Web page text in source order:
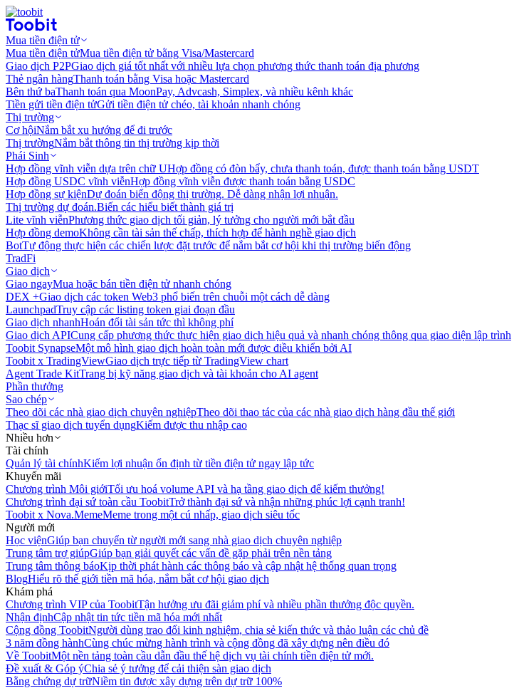
Mua tiền điện tử
Mua tiền điện tửMua tiền điện tử bằng Visa/Mastercard
Giao dịch P2PGiao dịch giá tốt nhất với nhiều lựa chọn phương thức thanh toán địa phương
Thẻ ngân hàngThanh toán bằng Visa hoặc Mastercard
Bên thứ baThanh toán qua MoonPay, Advcash, Simplex, và nhiều kênh khác
Tiền gửi tiền điện tửGửi tiền điện tử chéo, tài khoản nhanh chóng
Thị trường
Cơ hộiNắm bắt xu hướng để đi trước
Thị trườngNắm bắt thông tin thị trường kịp thời
Phái Sinh
Hợp đồng vĩnh viễn dựa trên chữ UHợp đồng có đòn bẩy, chưa thanh toán, được thanh toán bằng USDT
Hợp đồng USDC vĩnh viễnHợp đồng vĩnh viễn được thanh toán bằng USDC
Hợp đồng sự kiệnDự đoán biến động thị trường. Dễ dàng nhận lợi nhuận.
Thị trường dự đoán.Biến các hiểu biết thành giá trị
Lite vĩnh viễnPhương thức giao dịch tối giản, lý tưởng cho người mới bắt đầu
Hợp đồng demoKhông cần tài sản thế chấp, thích hợp để hành nghề giao dịch
BotTự động thực hiện các chiến lược đặt trước để nắm bắt cơ hội khi thị trường biến động
TradFi
Giao dịch
Giao ngayMua hoặc bán tiền điện tử nhanh chóng
DEX +Giao dịch các token Web3 phổ biến trên chuỗi một cách dễ dàng
LaunchpadTruy cập các listing token giai đoạn đầu
Giao dịch nhanhHoán đổi tài sản tức thì không phí
Giao dịch APICung cấp phương thức thực hiện giao dịch hiệu quả và nhanh chóng thông qua giao diện lập trình
Toobit SynapseMột mô hình giao dịch hoàn toàn mới được điều khiển bởi AI
Toobit x TradingViewGiao dịch trực tiếp từ TradingView chart
Agent Trade KitTrang bị kỹ năng giao dịch và tài khoản cho AI agent
Phần thưởng
Sao chép
Theo dõi các nhà giao dịch chuyên nghiệpTheo dõi thao tác của các nhà giao dịch hàng đầu thế giới
Thạc sĩ giao dịch tuyển dụngKiếm được thu nhập cao
Nhiều hơn
Tài chính
Quản lý tài chínhKiếm lợi nhuận ổn định từ tiền điện tử ngay lập tức
Khuyến mãi
Chương trình Môi giớiTối ưu hoá volume API và hạ tầng giao dịch để kiếm thưởng!
Chương trình đại sứ toàn cầu ToobitTrở thành đại sứ và nhận những phúc lợi cạnh tranh!
Toobit x Nova.MemeMeme trong một cú nhấp, giao dịch siêu tốc
Người mới
Học việnGiúp bạn chuyển từ người mới sang nhà giao dịch chuyên nghiệp
Trung tâm trợ giúpGiúp bạn giải quyết các vấn đề gặp phải trên nền tảng
Trung tâm thông báoKịp thời phát hành các thông báo và cập nhật hệ thống quan trọng
BlogHiểu rõ thế giới tiền mã hóa, nắm bắt cơ hội giao dịch
Khám phá
Chương trình VIP của ToobitTận hưởng ưu đãi giảm phí và nhiều phần thưởng độc quyền.
Nhận địnhCập nhật tin tức tiền mã hóa mới nhất
Cộng đồng ToobitNgười dùng trao đổi kinh nghiệm, chia sẻ kiến thức và thảo luận các chủ đề
3 năm đồng hànhCùng chúc mừng hành trình và cộng đồng đã xây dựng nên điều đó
Về ToobitMột nền tảng toàn cầu dẫn đầu thế hệ dịch vụ tài chính tiền điện tử mới.
Đề xuất & Góp ýChia sẻ ý tưởng để cải thiện sàn giao dịch
Bằng chứng dự trữNiềm tin được xây dựng trên dự trữ 100%